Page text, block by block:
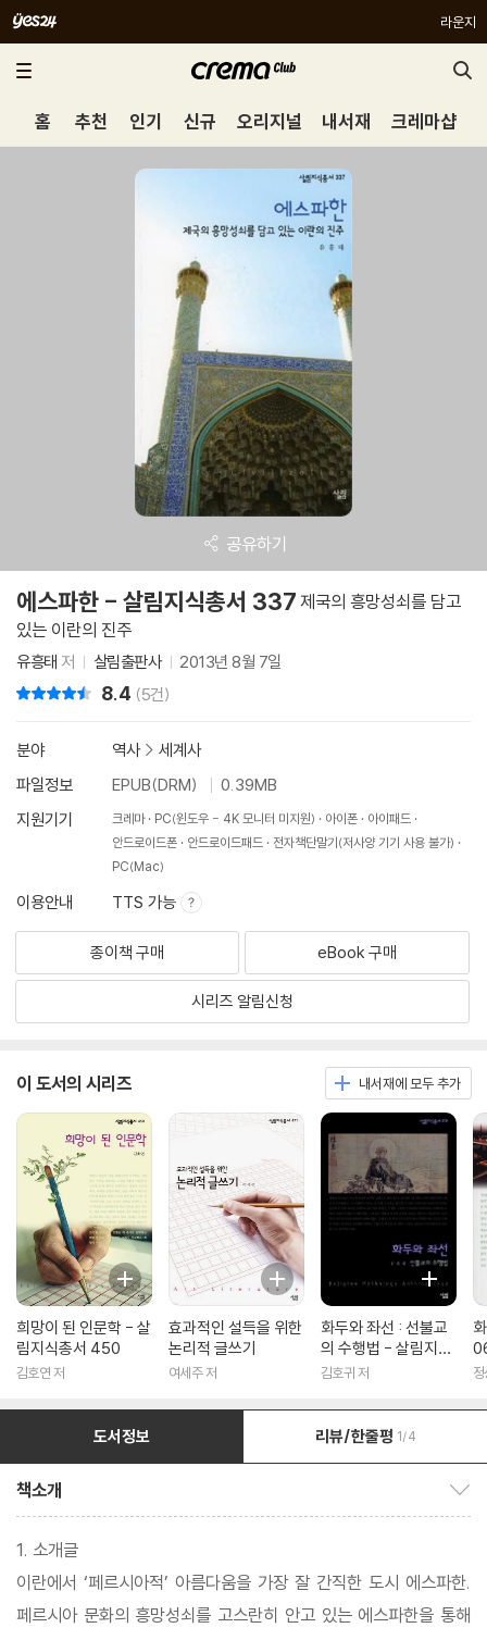
라운지
홈 추천 인기 신규 오리지널 내서재 크레마샵
공유하기
에스파한 - 살림지식총서 337 제국의 흥망성쇠를 담고
있는 이란의 진주
유흥태 저 살림출판사 2013년 8월 7일
8.4 (5건)
분야 역사> 세계사
파일정보
EPUB(DRM)
0.39MB
지원기기
크레마 PC(윈도우 - 4K 모니터 미지원) 아이폰
아이패드
안드로이드폰
안드로이드패드
전자책단말기(저사양 기기 사용 불가)
PC(Mac)
이용안내 TTS 가능
종이책 구매 eBook 구매
시리즈 알림신청
이 도서의 시리즈 내서재에 모두 추가
희망이 된 인문학 - 살
림지식총서 450
김호연 저
효과적인 설득을 위한
논리적 글쓰기
여세주 저
화두와 좌선 : 선불교
의 수행법 - 살림지식
총서 316
김호귀 저
도서정보 리뷰/한줄평 1/4
책소개
1. 소개글
이란에서 ‘페르시아적’ 아름다움을 가장 잘 간직한 도시 에스파한.
페르시아 문화의 흥망성쇠를 고스란히 안고 있는 에스파한을 통해